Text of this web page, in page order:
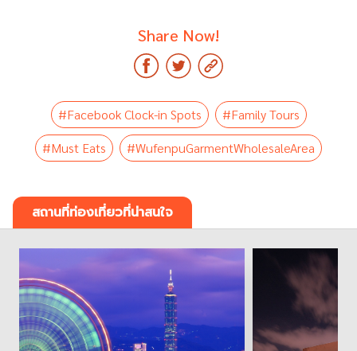
Share Now!
#Facebook Clock-in Spots
#Family Tours
#Must Eats
#WufenpuGarmentWholesaleArea
สถานที่ท่องเที่ยวที่น่าสนใจ